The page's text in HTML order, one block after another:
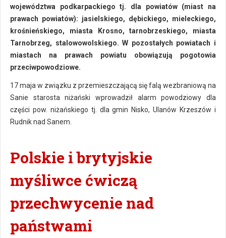
województwa podkarpackiego tj. dla powiatów (miast na
prawach powiatów): jasielskiego, dębickiego, mieleckiego,
krośnieńskiego, miasta Krosno, tarnobrzeskiego, miasta
Tarnobrzeg, stalowowolskiego. W pozostałych powiatach i
miastach na prawach powiatu obowiązują pogotowia
przeciwpowodziowe.
17 maja w związku z przemieszczającą się falą wezbraniową na
Sanie starosta niżański wprowadził alarm powodziowy dla
części pow. niżańskiego tj. dla gmin Nisko, Ulanów Krzeszów i
Rudnik nad Sanem.
Polskie i brytyjskie
myśliwce ćwiczą
przechwycenie nad
państwami